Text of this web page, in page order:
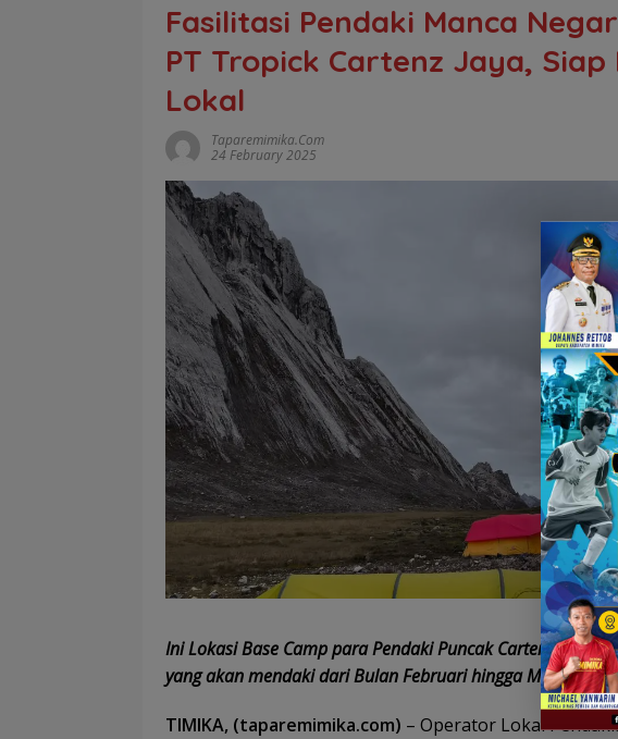
Fasilitasi Pendaki Manca
PT Tropick Cartenz Jaya, Siap
Lokal
Taparemimika.com
24 February 2025
Ini Lokasi Base Camp para Pendaki Puncak Cartenz dari
yang akan mendaki dari Bulan Februari hingga Maret
TIMIKA, (taparemimika.com) – Operator Lokal